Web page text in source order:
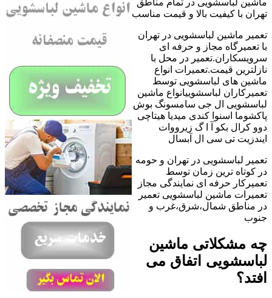
تهران با کیفیت بالا و قیمت مناسب
تعمیر ماشین لباسشویی در تهران
با تعمیرگاه مجاز و حرفه ای
سرویسکاران.تعمیر در محل با
نازلترین قیمت.تعمیرات انواع
ماشین های لباسشویی توسط
تعمیرکاران لباسشوییانواع ماشین
لباسشویی ال جی سامسونگ بوش
پاکشوما اسنوا کندی میدیا هیتاچی
دوو کرال بکو آ ا گ زیرووات
ایندزیت تی سی ال آبسال
تعمیر لباسشویی در تهران و حومه
در کوتاه ترین زمان توسط
تعمیرکار حرفه ای نمایندگی مجاز
تعمیرات ماشین لباسشویی تعمیر
در مناطق شمال،شرق،غرب و
جنوب
چه مشکلاتی ماشین
لباسشویی اتفاق می
افتد؟